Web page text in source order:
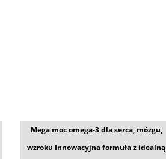
Mega moc omega-3 dla serca, mózgu,
wzroku Innowacyjna formuła z idealną